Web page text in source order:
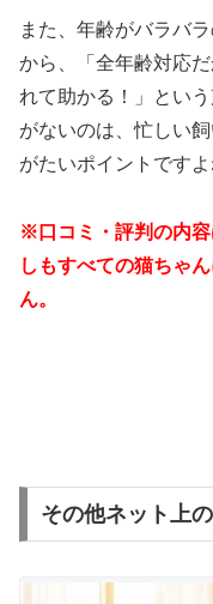
また、年齢がバラバ
から、「全年齢対応
れて助かる！」とい
がないのは、忙しい
がたいポイントですよ
※口コミ・評判の内
しもすべての猫ちゃ
ん。
その他ネット上